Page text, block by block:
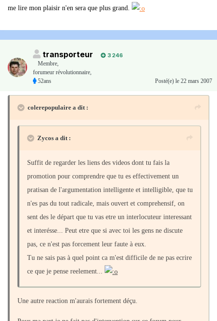
me lire mon plaisir n'en sera que plus grand.
transporteur
3 246
Membre,
forumeur révolutionnaire,
52ans
Posté(e) le 22 mars 2007
colerepopulaire a dit :
Zycos a dit :
Suffit de regarder les liens des videos dont tu fais la
promotion pour comprendre que tu es effectivement un
pratisan de l'argumentation intelligente et intelligible, que tu
n'es pas du tout radicale, mais ouvert et comprehensif, on
sent des le départ que tu vas etre un interlocuteur interessant
et interésse... Peut etre que si avec toi les gens ne discute
pas, ce n'est pas forcement leur faute à eux.
Tu ne sais pas à quel point ca m'est difficile de ne pas ecrire
ce que je pense reelement...
Une autre reaction m'aurais fortement déçu.